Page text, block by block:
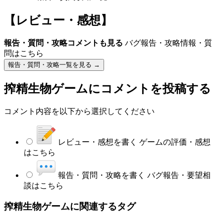
【レビュー・感想】
報告・質問・攻略コメントも見る バグ報告・攻略情報・質
問はこちら
報告・質問・攻略一覧を見る →
搾精生物ゲームにコメントを投稿する
コメント内容を以下から選択してください
レビュー・感想を書く ゲームの評価・感想
はこちら
報告・質問・攻略を書く バグ報告・要望相
談はこちら
搾精生物ゲームに関連するタグ